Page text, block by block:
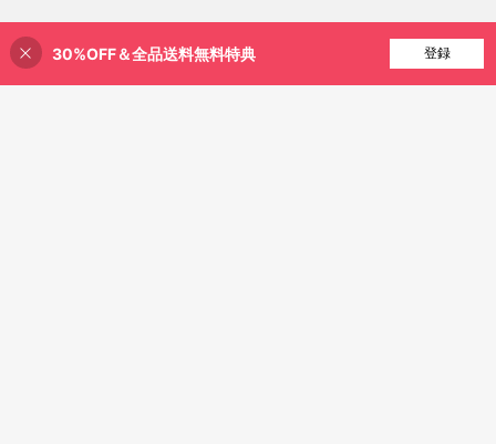
5% 割引！ 買い物かごに追加
30%OFF＆全品送料無料特典 登録